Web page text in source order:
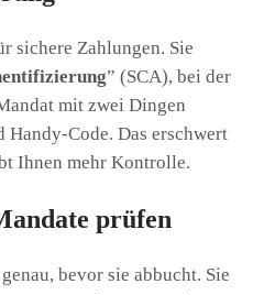
sichere Zahlungen. Sie
” (SCA), bei der
mit zwei Dingen
Handy-Code. Das erschwert
Ihnen mehr Kontrolle.
prüfen
bevor sie abbucht. Sie